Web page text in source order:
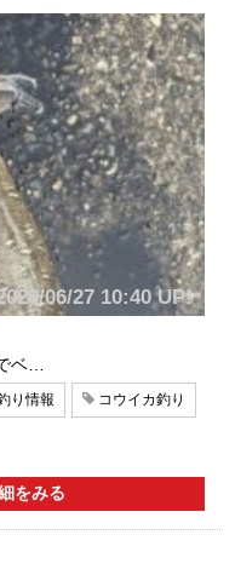
06/27 10:40 UP!
ベ…
り情報 コウイカ釣り
をみる